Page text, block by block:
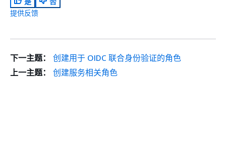
提供反馈
下一主题：
创建用于 OIDC 联合身份验证的角色
上一主题：
创建服务相关角色